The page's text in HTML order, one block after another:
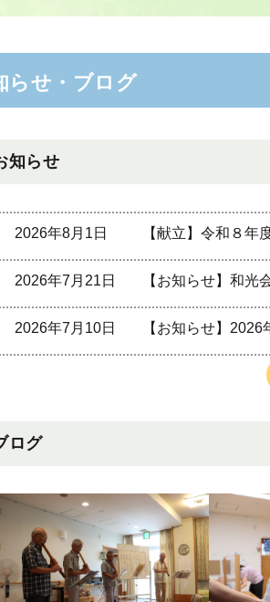
らせ・ブログ
知らせ
2026年8月1日 【献立】令和８
2026年7月21日 【お知らせ】和光
2026年7月10日 【お知らせ】
ログ